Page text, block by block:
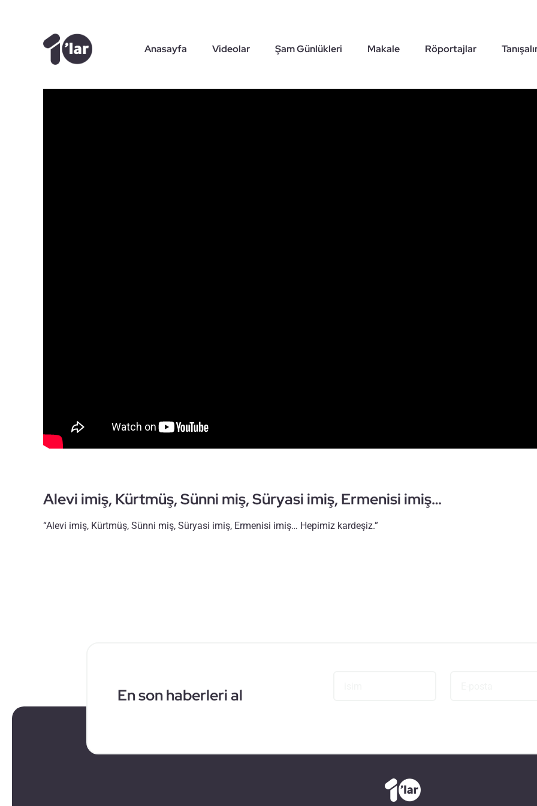
Anasayfa Videolar Şam Günlükleri Makale Röportajlar
Alevi imiş, Kürtmüş, Sünni miş, Süryasi imiş, Ermenisi imiş…
“Alevi imiş, Kürtmüş, Sünni miş, Süryasi imiş, Ermenisi imiş… Hepimiz kardeşiz.”
En son haberleri al